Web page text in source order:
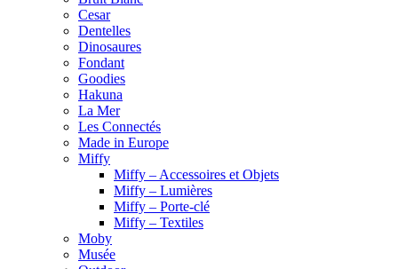
Cesar
Dentelles
Dinosaures
Fondant
Goodies
Hakuna
La Mer
Les Connectés
Made in Europe
Miffy
Miffy – Accessoires et Objets
Miffy – Lumières
Miffy – Porte-clé
Miffy – Textiles
Moby
Musée